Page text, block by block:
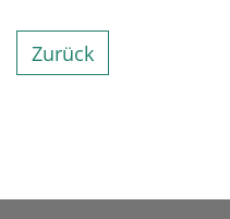
Zurück